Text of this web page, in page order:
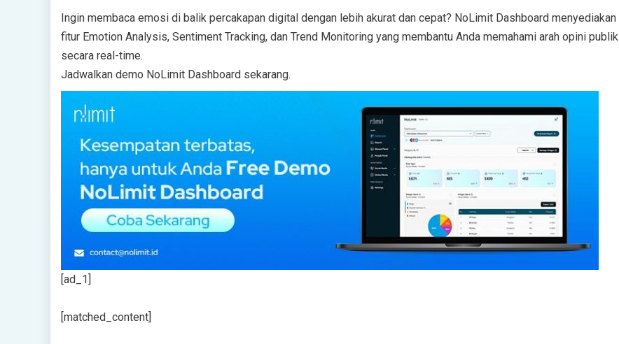
Ingin membaca emosi di balik percakapan digital dengan lebih akurat dan cepat? NoLimit Dashboard menyediakan
fitur Emotion Analysis, Sentiment Tracking, dan Trend Monitoring yang membantu Anda memahami arah opini publik
secara real-time.
Jadwalkan demo NoLimit Dashboard sekarang.
[ad_1]
[matched_content]